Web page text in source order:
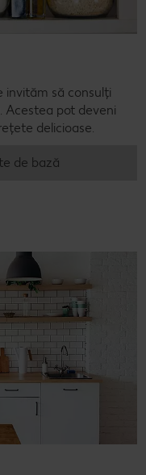
invităm să consulți
Acestea pot deveni
delicioase.
de bază